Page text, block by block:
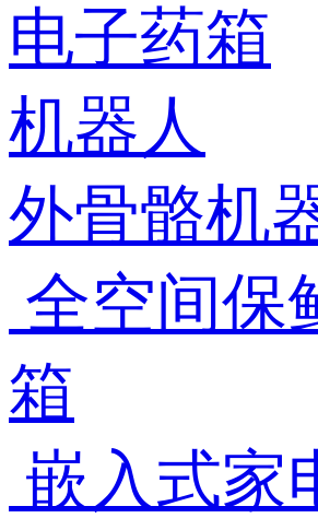
电子药箱
机器人
外骨骼机
全空间保
箱
嵌入式家